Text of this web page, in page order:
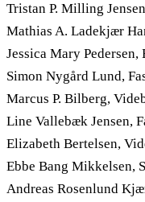
Tristan P. Milling
Mathias A. Ladekjær
Jessica Mary Pedersen,
Simon Nygård Lund,
Marcus P. Bilberg,
Line Vallebæk Jensen,
Elizabeth Bertelsen,
Ebbe Bang Mikkelsen,
Andreas Rosenlund